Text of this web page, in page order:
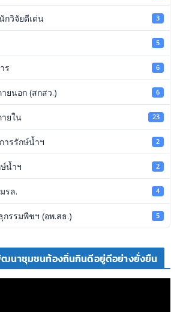
กวิจัยดีเด่น 3
5
ร 6
ยนอก (สกสว.) 6
ยใน 23
ารรักษ์น้ำฯ 2
น้ำฯ 2
รล. 4
รรมพืชฯ (อพ.สธ.) 5
ฒนาชุมชนท้องถิ่นกินดีอยู่ดีอย่างยั่งยืน